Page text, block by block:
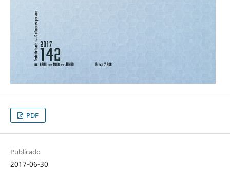
PDF
Publicado
2017-06-30